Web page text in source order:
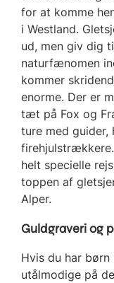
for at komme
i Westland.
ud, men giv dig
naturfænomen
kommer
enorme. Der er
tæt på Fox og
ture med guider,
helt specielle
toppen af
Alper.
Guldgraveri og
Hvis du har
utålmodige på